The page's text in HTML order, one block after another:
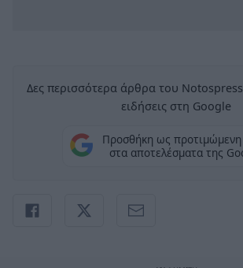
Δες περισσότερα άρθρα του
ειδήσεις στη Google
Προσθήκη ως
στα αποτελέσματα της